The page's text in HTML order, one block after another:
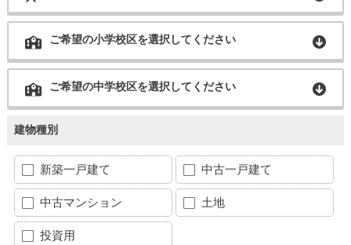
ご希望の小学校区を選択してください
ご希望の中学校区を選択してください
建物種別
新築一戸建て 中古一戸建て
中古マンション 土地
投資用